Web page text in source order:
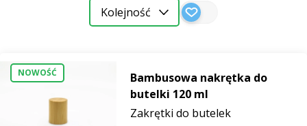
zakraplacze
Zakrętki
do
butelek
Kolejność
NOWOŚĆ
Bambusowa nakrętka do
butelki 120 ml
Zakrętki do butelek